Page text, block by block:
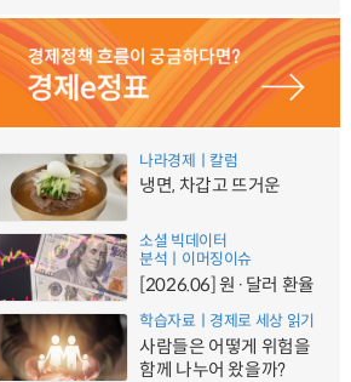
나라경제ㅣ칼럼
냉면, 차갑고 뜨거운
소셜 빅데이터
분석ㅣ이머징이슈
[2026.06] 원·달러 환율
학습자료ㅣ경제로 세상 읽기
사람들은 어떻게 위험을
함께 나누어 왔을까?